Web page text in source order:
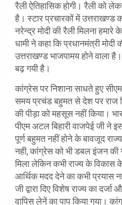
रैली ऐतिहासिक होगी। रैली को
है। स्टार प्रचारकों में उत्तराखण्ड
नरेन्द्र मोदी की रैली मिलना हमारे
धामी ने कहा कि प्रधानमंत्री मोदी
उत्तराखण्ड भाजपामय होने वाला
बढ़ गयी है।
कांग्रेस पर निशाना साधते हुए
समय प्रचंड बहुमत से देश पर राज
की पीड़ा को महसूस नहीं किया।
पीएम अटल बिहारी वाजपेई जी ने
पूर्ण बहुमत नहीं होने के बावजूद राज्य
नही, कांग्रेस को भी डबल इंजन की
मिला लेकिन कभी राज्य के विकास
आर्थिक मदद देने का कभी प्रयास
जी द्वारा दिए विशेष राज्य का
वापिस लेनें का पाप किया गया।